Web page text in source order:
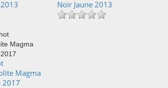
Noir Jaune 2013
Magma
2017